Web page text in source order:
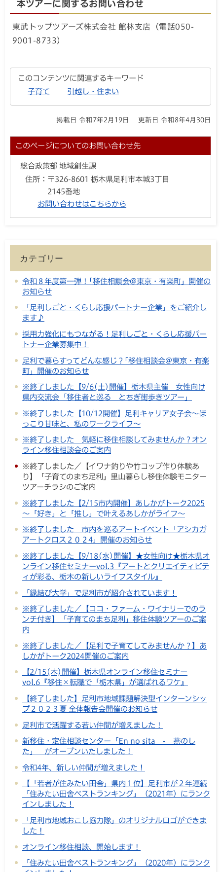
本ツアーに関するお問い合わせ
東武トップツアーズ株式会社 館林支店（電話050-
9001-8733）
このコンテンツに関連するキーワード
子育て
引越し・住まい
掲載日 令和7年2月19日 更新日 令和8年4月30日
このページについてのお問い合わせ先
総合政策部 地域創生課
住所： 〒326-8601 栃木県足利市本城3丁目
2145番地
お問い合わせはこちらから
カテゴリー
令和８年度第一弾！｢移住相談会@東京・有楽町」開催の
お知らせ
「足利しごと・くらし応援パートナー企業」をご紹介し
ます♪
採用力強化にもつながる！足利しごと・くらし応援パー
トナー企業募集中！
足利で暮らすってどんな感じ？｢移住相談会@東京・有楽
町」開催のお知らせ
※終了しました【9/6(土)開催】栃木県主催 女性向け
県内交流会「移住者と巡る とちぎ街歩きツアー」
※終了しました【10/12開催】足利キャリア女子会～ほ
っこり甘味と、私のワークライフ～
※終了しました 気軽に移住相談してみませんか？オン
ライン移住相談会のご案内
※終了しました／【イワナ釣りや竹コップ作り体験あ
り】「子育てのまち足利」里山暮らし移住体験モニター
ツアーチラシのご案内
※終了しました【2/15市内開催】あしかがトーク2025
～「好き」と「推し」で叶えるあしかがライフ～
※終了しました 市内を巡るアートイベント「アシカガ
アートクロス２０２4」開催のお知らせ
※終了しました【9/18(水)開催】★女性向け★栃木県オ
ンライン移住セミナーvol.3『アートとクリエイティビテ
ィが彩る、栃木の新しいライフスタイル』
「縁結び大学」で足利市が紹介されています！
※終了しました／【ココ・ファーム・ワイナリーでのラ
ンチ付き】「子育てのまち足利」移住体験ツアーのご案
内
※終了しました／【足利で子育てしてみませんか？】あ
しかがトーク2024開催のご案内
【2/15(木)開催】栃木県オンライン移住セミナー
vol.6『移住×転職で「栃木県」が選ばれるワケ』
【終了しました】足利市地域課題解決型インターンシッ
プ２０２３夏 全体報告会開催のお知らせ
足利市で活躍する若い仲間が増えました！
新移住・定住相談センター「En no sita - 燕のし
た」 がオープンいたしました！
令和4年、新しい仲間が増えました！
【「若者が住みたい田舎」県内１位】足利市が２年連続
「住みたい田舎ベストランキング」（2021年）にランク
インしました！
「足利市地域おこし協力隊」のオリジナルロゴができま
した！
オンライン移住相談、開始します！
「住みたい田舎ベストランキング」（2020年）にランク